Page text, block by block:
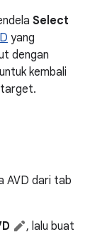
Select
yang
dengan
untuk kembali
AVD dari tab
, lalu buat